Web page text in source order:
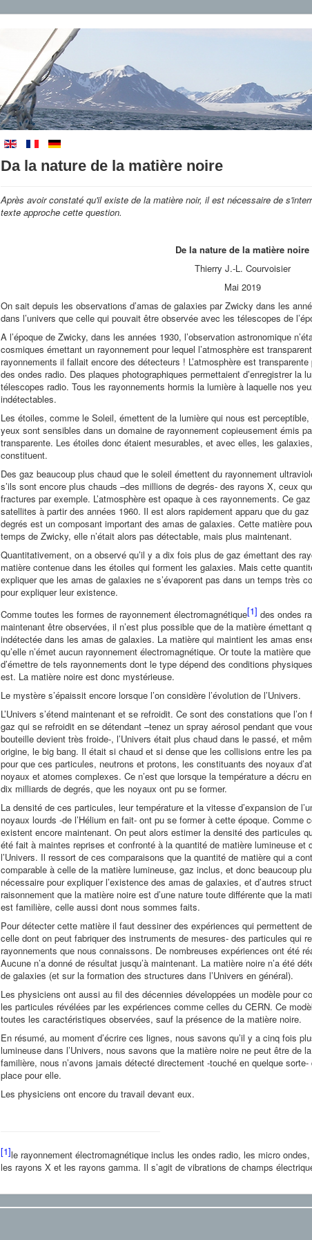
Da la nature de la matière noire
Après avoir constaté qu'il existe de la matière noir, il est nécessaire de
texte approche cette question.
De la nature de la matière noire
Thierry J.-L. Courvoisier
Mai 2019
On sait depuis les observations d’amas de galaxies par Zwicky dans les
dans l’univers que celle qui pouvait être observée avec les télescopes de
A l’époque de Zwicky, dans les années 1930, l’observation astronomique
cosmiques émettant un rayonnement pour lequel l’atmosphère est
rayonnements il fallait encore des détecteurs ! L’atmosphère est
des ondes radio. Des plaques photographiques permettaient d’enregistrer la
télescopes radio. Tous les rayonnements hormis la lumière à laquelle nos
indétectables.
Les étoiles, comme le Soleil, émettent de la lumière qui nous est
yeux sont sensibles dans un domaine de rayonnement copieusement émis
transparente. Les étoiles donc étaient mesurables, et avec elles, les
constituent.
Des gaz beaucoup plus chaud que le soleil émettent du rayonnement
s’ils sont encore plus chauds –des millions de degrés- des rayons X, ceux
fractures par exemple. L’atmosphère est opaque à ces rayonnements. Ce
satellites à partir des années 1960. Il est alors rapidement apparu que du
degrés est un composant important des amas de galaxies. Cette matière
temps de Zwicky, elle n’était alors pas détectable, mais plus maintenant.
Quantitativement, on a observé qu’il y a dix fois plus de gaz émettant des
matière contenue dans les étoiles qui forment les galaxies. Mais cette
expliquer que les amas de galaxies ne s’évaporent pas dans un temps très
pour expliquer leur existence.
Comme toutes les formes de rayonnement électromagnétique[1] des ondes
maintenant être observées, il n’est plus possible que de la matière émettant
indétectée dans les amas de galaxies. La matière qui maintient les amas
qu’elle n’émet aucun rayonnement électromagnétique. Or toute la matière
d’émettre de tels rayonnements dont le type dépend des conditions
est. La matière noire est donc mystérieuse.
Le mystère s’épaissit encore lorsque l’on considère l’évolution de l’Univers.
L’Univers s’étend maintenant et se refroidit. Ce sont des constations que
gaz qui se refroidit en se détendant –tenez un spray aérosol pendant que
bouteille devient très froide-, l’Univers était plus chaud dans le passé, et
origine, le big bang. Il était si chaud et si dense que les collisions entre les
pour que ces particules, neutrons et protons, les constituants des noyaux
noyaux et atomes complexes. Ce n’est que lorsque la température a décru
dix milliards de degrés, que les noyaux ont pu se former.
La densité de ces particules, leur température et la vitesse d’expansion de
noyaux lourds -de l’Hélium en fait- ont pu se former à cette époque.
existent encore maintenant. On peut alors estimer la densité des particules
été fait à maintes reprises et confronté à la quantité de matière lumineuse et
l’Univers. Il ressort de ces comparaisons que la quantité de matière qui a
comparable à celle de la matière lumineuse, gaz inclus, et donc beaucoup
nécessaire pour expliquer l’existence des amas de galaxies, et d’autres
raisonnement que la matière noire est d’une nature toute différente que la
est familière, celle aussi dont nous sommes faits.
Pour détecter cette matière il faut dessiner des expériences qui permettent
celle dont on peut fabriquer des instruments de mesures- des particules qui
rayonnements que nous connaissons. De nombreuses expériences ont été
Aucune n’a donné de résultat jusqu’à maintenant. La matière noire n’a été
de galaxies (et sur la formation des structures dans l’Univers en général).
Les physiciens ont aussi au fil des décennies développées un modèle pour
les particules révélées par les expériences comme celles du CERN. Ce
toutes les caractéristiques observées, sauf la présence de la matière noire.
En résumé, au moment d’écrire ces lignes, nous savons qu’il y a cinq fois
lumineuse dans l’Univers, nous savons que la matière noire ne peut être de
familière, nous n’avons jamais détecté directement -touché en quelque
place pour elle.
Les physiciens ont encore du travail devant eux.
[1]le rayonnement électromagnétique inclus les ondes radio, les micro
les rayons X et les rayons gamma. Il s’agit de vibrations de champs